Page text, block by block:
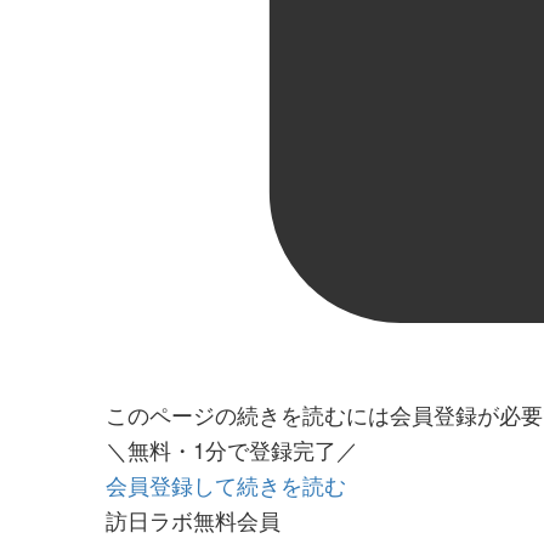
このページの続きを読むには会員登録が必
＼無料・1分で登録完了／
会員登録して続きを読む
訪日ラボ無料会員